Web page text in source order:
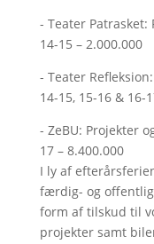
- Teater
14-15 – 2.000.000
- Teater
14-15, 15-16 & 16-
- ZeBU: Projekter
17 – 8.400.000
I ly af
færdig- og
form af tilskud til
projekter samt